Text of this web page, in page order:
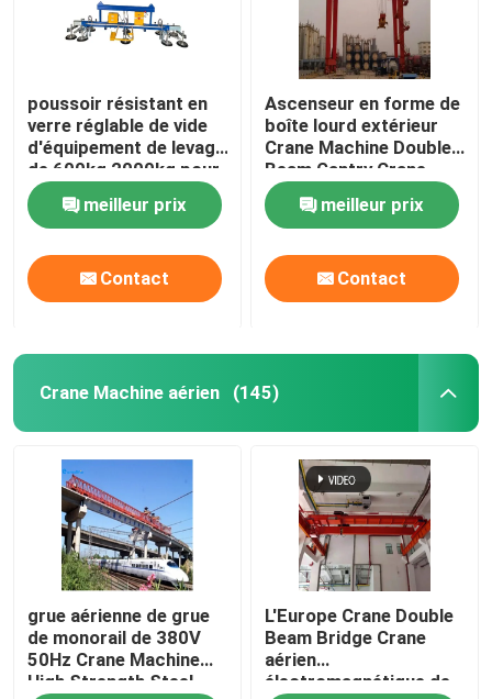
poussoir résistant en
verre réglable de vide
d'équipement de levage
de 600kg 2000kg pour
la dalle de granit de
tôle
meilleur prix
Contact
Ascenseur en forme de
boîte lourd extérieur
Crane Machine Double
Beam Gantry Crane
With Mobile Trolley
meilleur prix
Contact
Crane Machine aérien (145)
grue aérienne de grue
de monorail de 380V
50Hz Crane Machine
High Strength Steel
L'Europe Crane Double
Beam Bridge Crane
aérien
électromagnétique de